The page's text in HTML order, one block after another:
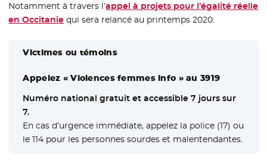
Notamment à travers l’appel à projets pour l’égalité réelle
en Occitanie qui sera relancé au printemps 2020.
Victimes ou témoins
Appelez « Violences femmes info » au 3919
Numéro national gratuit et accessible 7 jours sur
7.
En cas d’urgence immédiate, appelez la police (17) ou
le 114 pour les personnes sourdes et malentendantes.